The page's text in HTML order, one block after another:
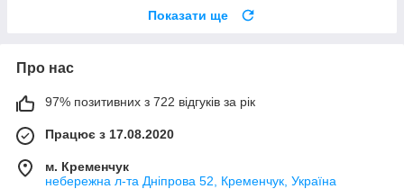
Показати ще
Про нас
97% позитивних з 722 відгуків за рік
Працює з 17.08.2020
м. Кременчук
небережна л-та Дніпрова 52, Кременчук, Україна